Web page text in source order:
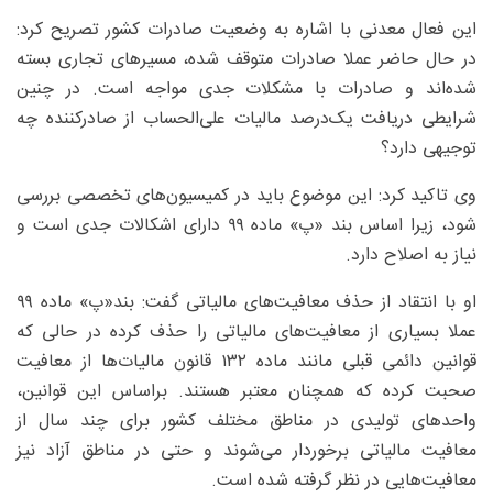
این فعال معدنی با اشاره به وضعیت صادرات کشور تصریح کرد:
در حال حاضر عملا صادرات متوقف شده، مسیرهای تجاری بسته
شده‌اند و صادرات با مشکلات جدی مواجه است. در چنین
شرایطی دریافت یک‌درصد مالیات علی‌الحساب از صادرکننده چه
توجیهی دارد؟
وی تاکید کرد: این موضوع باید در کمیسیون‌های تخصصی بررسی
شود، زیرا اساس بند «پ» ماده ۹۹ دارای اشکالات جدی است و
نیاز به اصلاح دارد.
او با انتقاد از حذف معافیت‌های مالیاتی گفت: بند«پ» ماده ۹۹
عملا بسیاری از معافیت‌های مالیاتی را حذف کرده در حالی که
قوانین دائمی قبلی مانند ماده ۱۳۲ قانون مالیات‌ها از معافیت
صحبت کرده که همچنان معتبر هستند. براساس این قوانین،
واحدهای تولیدی در مناطق مختلف کشور برای چند سال از
معافیت مالیاتی برخوردار می‌شوند و حتی در مناطق آزاد نیز
معافیت‌هایی در نظر گرفته شده است.